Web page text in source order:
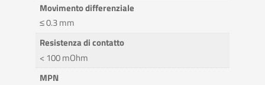
Movimento differenziale
≤ 0.3 mm
Resistenza di contatto
< 100 mOhm
MPN